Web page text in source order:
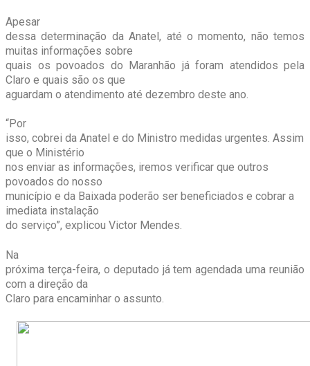
Apesar
dessa determinação da Anatel, até o momento, não temos
muitas informações sobre
quais os povoados do Maranhão já foram atendidos pela
Claro e quais são os que
aguardam o atendimento até dezembro deste ano.
“Por
isso, cobrei da Anatel e do Ministro medidas urgentes. Assim
que o Ministério
nos enviar as informações, iremos verificar que outros
povoados do nosso
município e da Baixada poderão ser beneficiados e cobrar a
imediata instalação
do serviço”, explicou Victor Mendes.
Na
próxima terça-feira, o deputado já tem agendada uma reunião
com a direção da
Claro para encaminhar o assunto.